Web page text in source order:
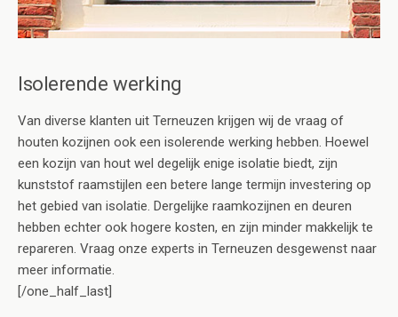
Isolerende werking
Van diverse klanten uit Terneuzen krijgen wij de vraag of
houten kozijnen ook een isolerende werking hebben. Hoewel
een kozijn van hout wel degelijk enige isolatie biedt, zijn
kunststof raamstijlen een betere lange termijn investering op
het gebied van isolatie. Dergelijke raamkozijnen en deuren
hebben echter ook hogere kosten, en zijn minder makkelijk te
repareren. Vraag onze experts in Terneuzen desgewenst naar
meer informatie.
[/one_half_last]